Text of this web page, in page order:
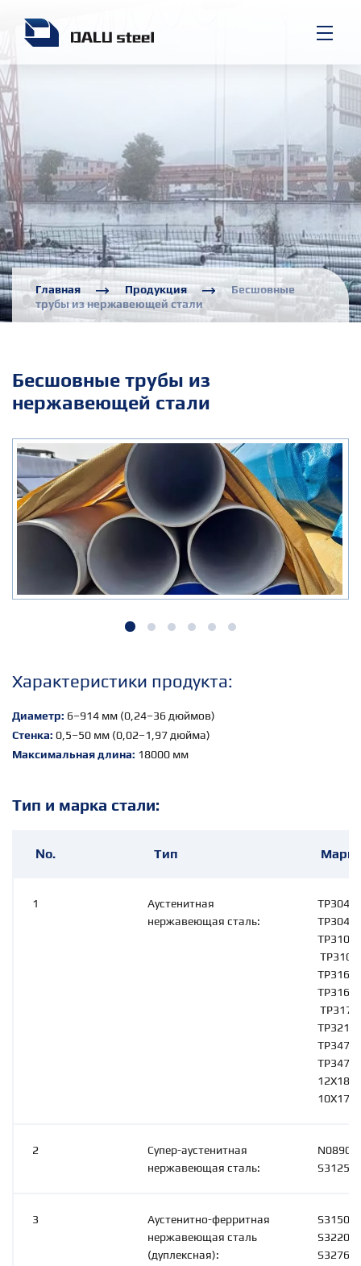
Главная Продукция
Бесшовные
трубы из нержавеющей стали
Бесшовные трубы из
нержавеющей стали
Xарактеристики продукта:
Диаметр: 6–914 мм (0,24–36 дюймов)
Стенка: 0,5–50 мм (0,02–1,97 дюйма)
Максимальная длина: 18000 мм
Тип и марка стали:
No. Тип
1
Аустенитная
нержавеющая сталь:
TP304/
TP316/
TP347H,
2
Супер-аустенитная
нержавеющая сталь:
S31254
3
Аустенитно-ферритная
нержавеющая сталь
(дуплексная):
S32760